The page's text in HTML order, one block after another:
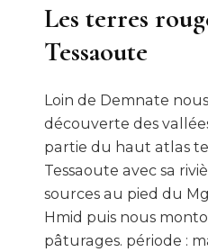
Les terres
Tessaoute
Loin de Demnate
découverte des
partie du haut atlas
Tessaoute avec sa
sources au pied du
Hmid puis nous
pâturages. période :